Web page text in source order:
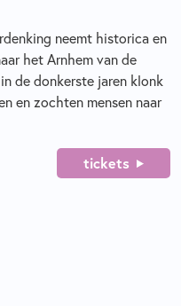
neemt historica en
het Arnhem van de
de donkerste jaren klonk
en zochten mensen naar
tickets